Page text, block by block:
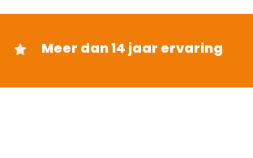
Meer dan 14 jaar ervaring